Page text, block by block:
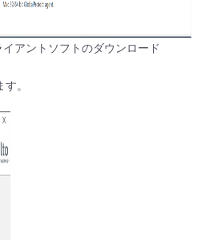
イアントソフトのダウンロード
。